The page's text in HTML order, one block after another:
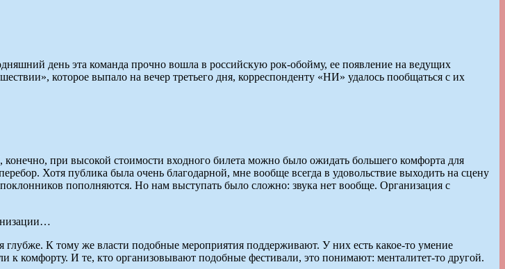
день эта команда прочно вошла в российскую рок-обойму, ее появление на ведущих
которое выпало на вечер третьего дня, корреспонденту «НИ» удалось пообщаться с их
при высокой стоимости входного билета можно было ожидать большего комфорта для
Хотя публика была очень благодарной, мне вообще всегда в удовольствие выходить на сцену
пополняются. Но нам выступать было сложно: звука нет вообще. Организация с
К тому же власти подобные мероприятия поддерживают. У них есть какое-то умение
к комфорту. И те, кто организовывают подобные фестивали, это понимают: менталитет-то другой.